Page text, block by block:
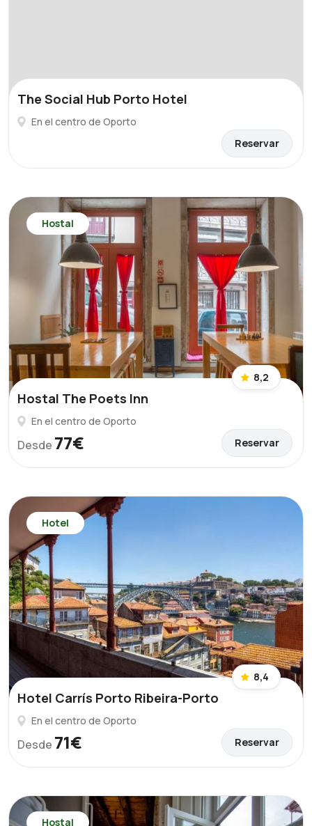
The Social Hub Porto Hotel
En el centro de Oporto
Reservar
Hostal
8,2
Hostal The Poets Inn
En el centro de Oporto
Desde 77€ Reservar
Hotel
8,4
Hotel Carrís Porto Ribeira-Porto
En el centro de Oporto
Desde 71€ Reservar
Hostal